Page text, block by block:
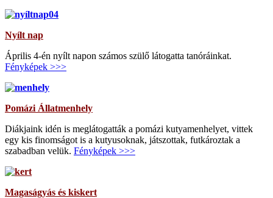
Nyílt nap
Április 4-én nyílt napon számos szülő látogatta tanóráinkat.
Fényképek >>>
Pomázi Állatmenhely
Diákjaink idén is meglátogatták a pomázi kutyamenhelyet, vittek
egy kis finomságot is a kutyusoknak, játszottak, futkároztak a
szabadban velük. Fényképek >>>
Magaságyás és kiskert